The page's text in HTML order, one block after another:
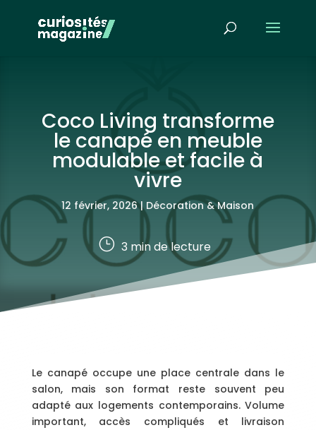
Coco Living transforme
le canapé en meuble
modulable et facile à
vivre
12 février, 2026| Décoration & Maison
} 3min de lecture
Le canapé occupe une place centrale dans le
salon, mais son format reste souvent peu
adapté aux logements contemporains. Volume
important, accès compliqués et livraison